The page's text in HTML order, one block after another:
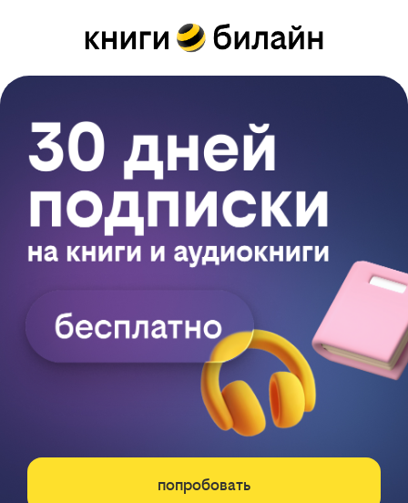
попробовать